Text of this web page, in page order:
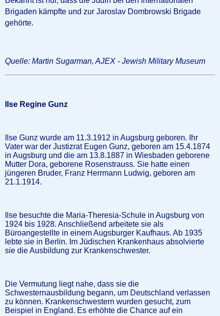
Brigaden kämpfte und zur Jaroslav Dombrowski Brigade
gehörte.
Quelle: Martin Sugarman, AJEX - Jewish Military Museum
Ilse Regine Gunz
Ilse Gunz wurde am 11.3.1912 in Augsburg geboren. Ihr
Vater war der Justizrat Eugen Gunz, geboren am 15.4.1874
in Augsburg und die am 13.8.1887 in Wiesbaden geborene
Mutter Dora, geborene Rosenstrauss. Sie hatte einen
jüngeren Bruder, Franz Herrmann Ludwig, geboren am
21.1.1914.
Ilse besuchte die Maria-Theresia-Schule in Augsburg von
1924 bis 1928. Anschließend arbeitete sie als
Büroangestellte in einem Augsburger Kaufhaus. Ab 1935
lebte sie in Berlin. Im Jüdischen Krankenhaus absolvierte
sie die Ausbildung zur Krankenschwester.
Die Vermutung liegt nahe, dass sie die
Schwesternausbildung begann, um Deutschland verlassen
zu können. Krankenschwestern wurden gesucht, zum
Beispiel in England. Es erhöhte die Chance auf ein